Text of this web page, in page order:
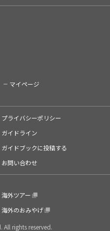
マイページ
プライバシーポリシー
ガイドライン
ガイドブックに投稿する
お問い合わせ
海外ツアー
海外のおみやげ
rights reserved.